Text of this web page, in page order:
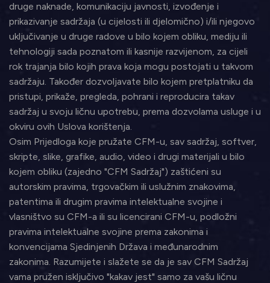
druge naknade, komunikaciju javnosti, izvođenje i
prikazivanje sadržaja (u cijelosti ili djelomično) i/ili njegovo
uključivanje u druge radove u bilo kojem obliku, mediju ili
tehnologiji sada poznatom ili kasnije razvijenom, za cijeli
rok trajanja bilo kojih prava koja mogu postojati u takvom
sadržaju. Također dozvoljavate bilo kojem pretplatniku da
pristupi, prikaže, pregleda, pohrani i reproducira takav
sadržaj u svoju ličnu upotrebu, prema dozvolama usluge i u
okviru ovih Uslova korištenja.
Osim Prijedloga koje pružate CFM-u, sav sadržaj, softver,
skripte, slike, grafike, audio, video i drugi materijali u bilo
kojem obliku (zajedno "CFM Sadržaj") zaštićeni su
autorskim pravima, trgovačkim ili uslužnim znakovima,
patentima ili drugim pravima intelektualne svojine i
vlasništvo su CFM-a ili su licencirani CFM-u, podložni
pravima intelektualne svojine prema zakonima i
konvencijama Sjedinjenih Država i međunarodnim
zakonima. Razumijete i slažete se da je sav CFM Sadržaj
vama pružen isključivo "kakav jest" samo za vašu ličnu